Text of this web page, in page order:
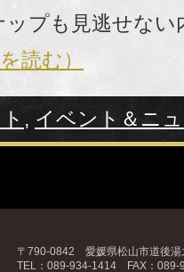
プも見逃せな
読む）
, イベント＆ニ
〒790-0842 愛媛県松山市道後湯
TEL：089-934-1414 FAX：089-